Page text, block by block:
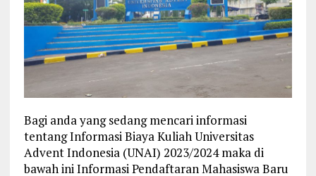
Bagi anda yang sedang mencari informasi
tentang Informasi Biaya Kuliah Universitas
Advent Indonesia (UNAI) 2023/2024 maka di
bawah ini Informasi Pendaftaran Mahasiswa Baru